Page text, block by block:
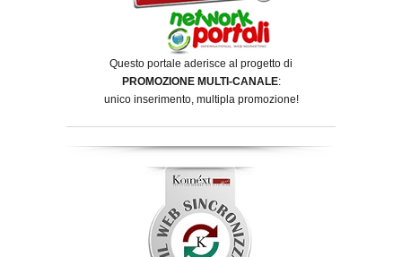
Questo portale aderisce al progetto di
PROMOZIONE MULTI-CANALE:
unico inserimento, multipla promozione!